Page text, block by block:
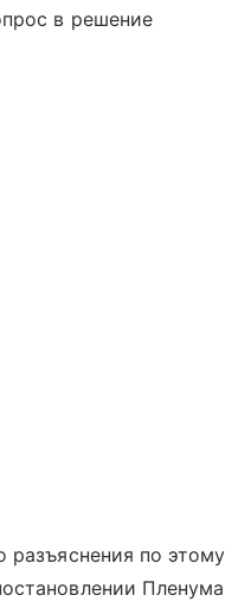
в решение
разъяснения по этому
Пленума